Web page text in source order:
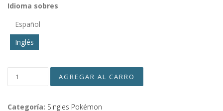
Idioma sobres
Español
Inglés
Categoría: Singles Pokémon